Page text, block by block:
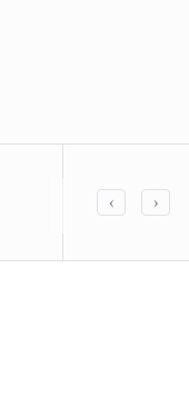
Lokale
‹ ›